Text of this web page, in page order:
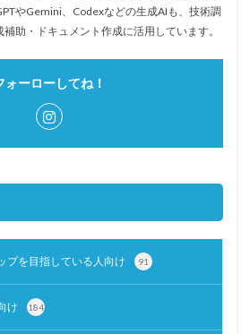
やGemini、Codexなどの生成AIも、技術調
助・ドキュメント作成に活用しています。
ォーローしてね！
プを目指している人向け 91
け 184